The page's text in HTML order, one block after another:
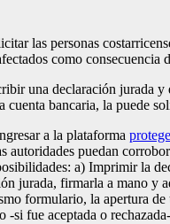
las personas
como
una declaración
bancaria, la puede
a la plataforma
autoridades puedan
a) Imprimir la
jurada, firmarla a mano
formulario, la apertura
si fue aceptada o